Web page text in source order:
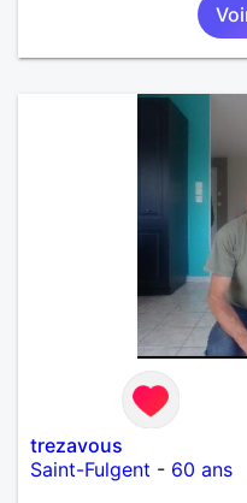
trezavous
Saint-Fulgent - 60 ans